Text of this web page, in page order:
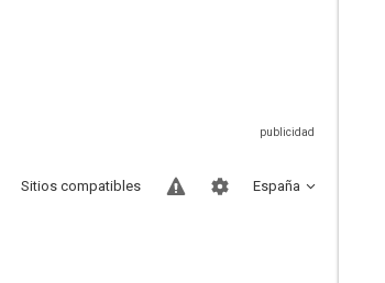
España
Sitios compatibles